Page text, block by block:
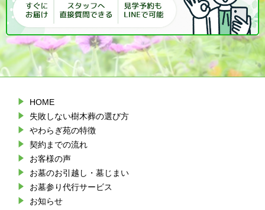
HOME
失敗しない樹木葬の選び方
やわらぎ苑の特徴
契約までの流れ
お客様の声
お墓のお引越し・墓じまい
お墓参り代行サービス
お知らせ